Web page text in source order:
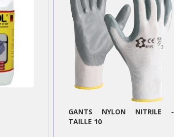
GANTS NYLON NITRILE -
TAILLE 10